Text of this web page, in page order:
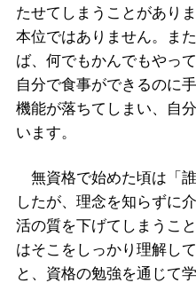
たせてしまうことがあり
本位ではありません。ま
ば、何でもかんでもやっ
自分で食事ができるのに
機能が落ちてしまい、自
います。
無資格で始めた頃は「
したが、理念を知らずに
活の質を下げてしまうこ
はそこをしっかり理解し
と、資格の勉強を通じて学